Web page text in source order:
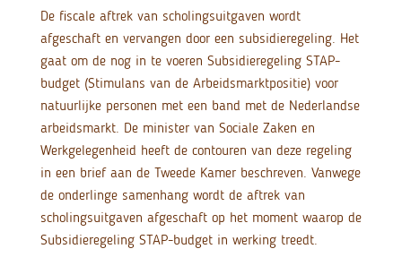
De fiscale aftrek van scholingsuitgaven wordt
afgeschaft en vervangen door een subsidieregeling. Het
gaat om de nog in te voeren Subsidieregeling STAP-
budget (Stimulans van de Arbeidsmarktpositie) voor
natuurlijke personen met een band met de Nederlandse
arbeidsmarkt. De minister van Sociale Zaken en
Werkgelegenheid heeft de contouren van deze regeling
in een brief aan de Tweede Kamer beschreven. Vanwege
de onderlinge samenhang wordt de aftrek van
scholingsuitgaven afgeschaft op het moment waarop de
Subsidieregeling STAP-budget in werking treedt.